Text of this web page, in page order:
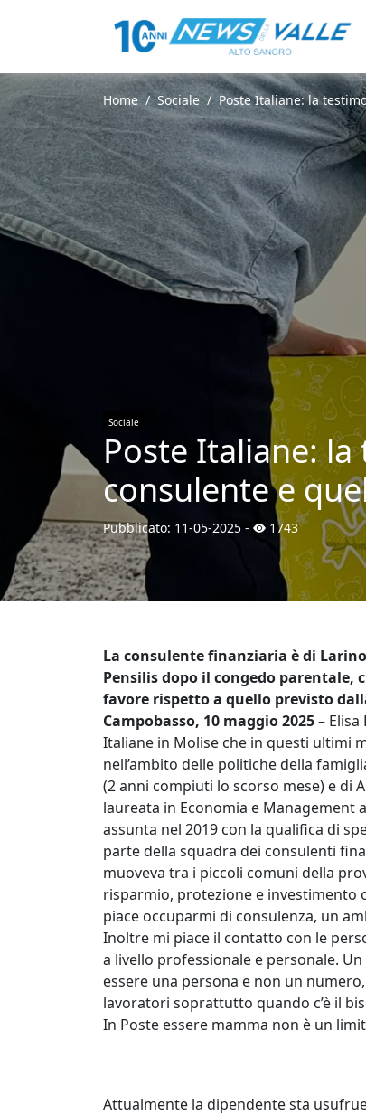
Home Sociale Poste Italiane: la
Sociale
Poste Italiane:
consulente e
Pubblicato: 11-05-2025 - 1743
La consulente finanziaria è di
Pensilis dopo il congedo parentale,
favore rispetto a quello previsto
Campobasso, 10 maggio 2025–
Italiane in Molise che in questi ultimi
nell’ambito delle politiche della
(2 anni compiuti lo scorso mese) e di
laureata in Economia e Management
assunta nel 2019 con la qualifica di
parte della squadra dei consulenti
muoveva tra i piccoli comuni della
risparmio, protezione e investimento
piace occuparmi di consulenza, un
Inoltre mi piace il contatto con le
a livello professionale e personale.
essere una persona e non un
lavoratori soprattutto quando c’è il
In Poste essere mamma non è un
Attualmente la dipendente sta